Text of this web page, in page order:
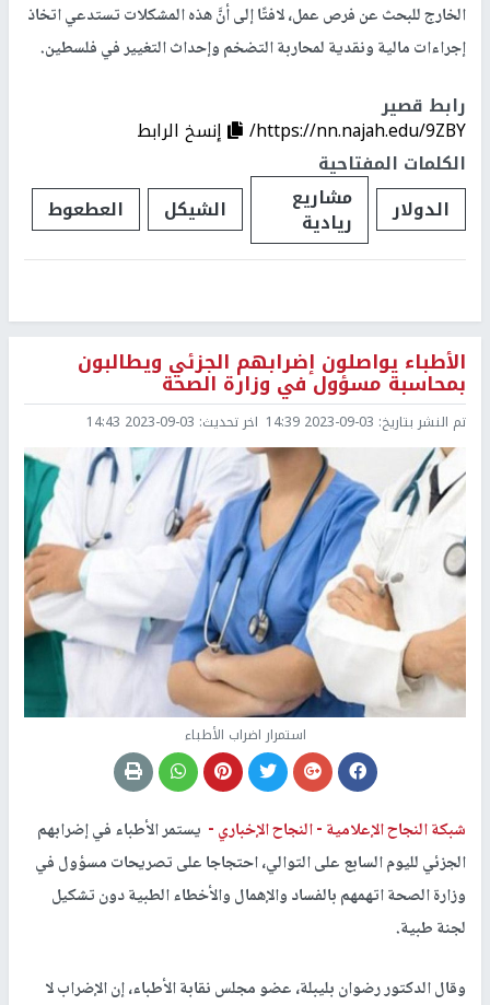
الخارج للبحث عن فرص عمل، لافتًا إلى أنَّ هذه المشكلات تستدعي اتخاذ
إجراءات مالية ونقدية لمحاربة التضخم وإحداث التغيير في فلسطين.
رابط قصير
https://nn.najah.edu/9ZBY/
إنسخ الرابط
الكلمات المفتاحية
الدولار
مشاريع
ريادية الشيكل العطعوط
الأطباء يواصلون إضرابهم الجزئي ويطالبون
بمحاسبة مسؤول في وزارة الصحة
تم النشر بتاريخ: 2023-09-03 14:39 اخر تحديث: 2023-09-03 14:43
استمرار اضراب الأطباء
شبكة النجاح الإعلامية -النجاح الإخباري - يستمر الأطباء في إضرابهم
الجزئي لليوم السابع على التوالي، احتجاجا على تصريحات مسؤول في
وزارة الصحة اتهمهم بالفساد والإهمال والأخطاء الطبية دون تشكيل
لجنة طبية.
وقال الدكتور رضوان بليبلة، عضو مجلس نقابة الأطباء، إن الإضراب لا